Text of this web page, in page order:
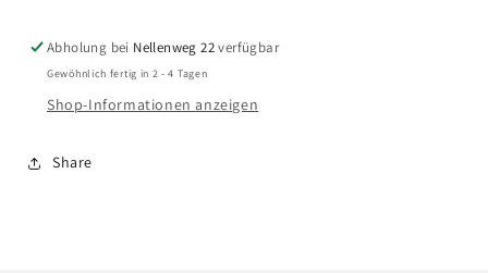
BlausternbuschBlausternbusch
Abholung bei Nellenweg 22verfügbar
Gewöhnlich fertig in 2 - 4 Tagen
Shop-Informationen anzeigen
Share